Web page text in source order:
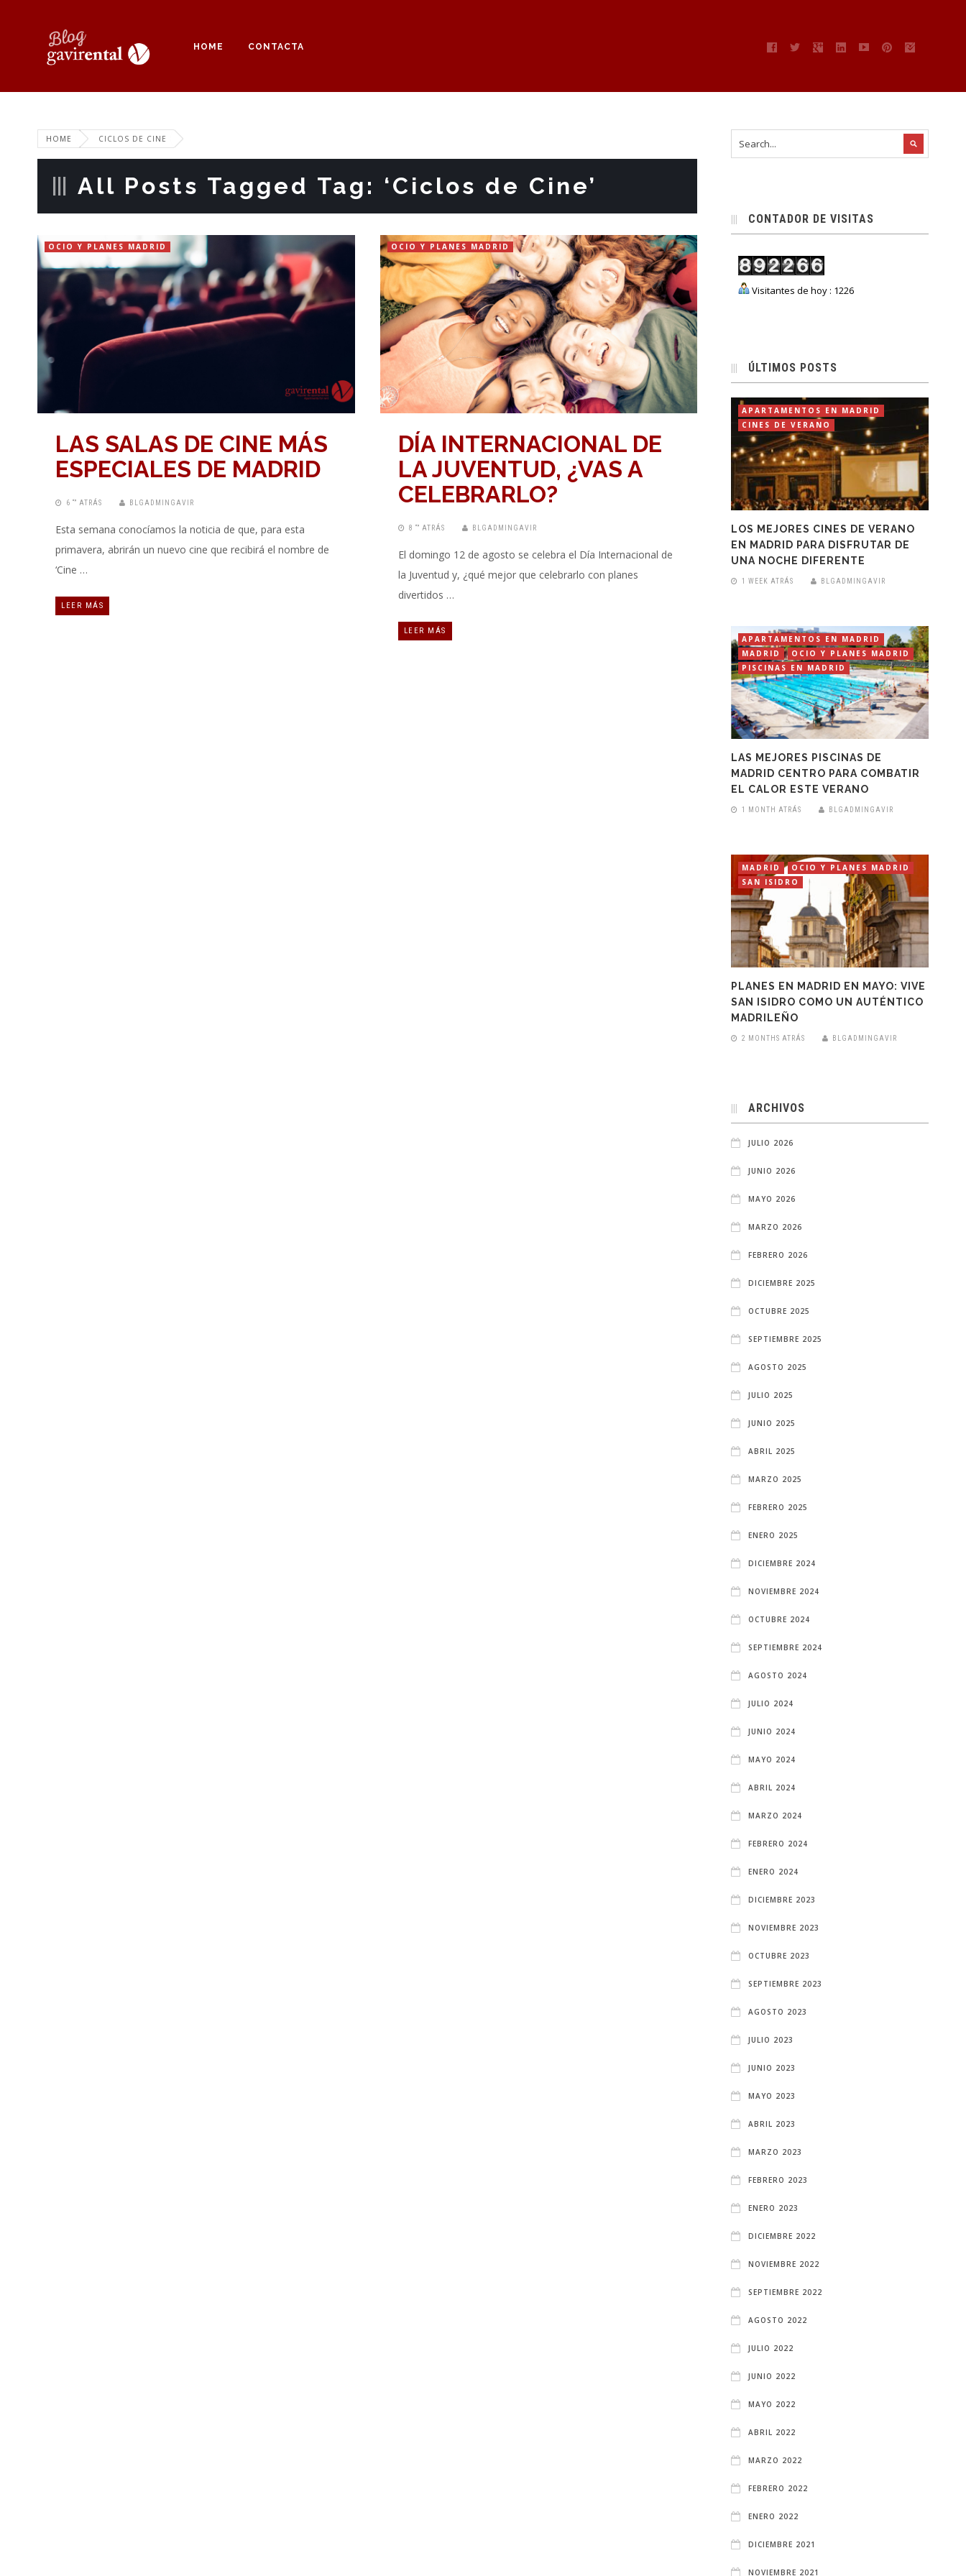
HOME CONTACTA
HOME CICLOS DE CINE
All Posts Tagged Tag: ‘Ciclos de Cine’
OCIO Y PLANES MADRID
LAS SALAS DE CINE MÁS
ESPECIALES DE MADRID
6 “” ATRÁS BLGADMINGAVIR
Esta semana conocíamos la noticia de que, para esta
primavera, abrirán un nuevo cine que recibirá el nombre de
‘Cine …
LEER MÁS
OCIO Y PLANES MADRID
DÍA INTERNACIONAL DE
LA JUVENTUD, ¿VAS A
CELEBRARLO?
8 “” ATRÁS BLGADMINGAVIR
El domingo 12 de agosto se celebra el Día Internacional de
la Juventud y, ¿qué mejor que celebrarlo con planes
divertidos …
LEER MÁS
CONTADOR DE VISITAS
Visitantes de hoy : 1226
ÚLTIMOS POSTS
APARTAMENTOS EN MADRID
CINES DE VERANO
LOS MEJORES CINES DE VERANO
EN MADRID PARA DISFRUTAR DE
UNA NOCHE DIFERENTE
1 WEEK ATRÁS BLGADMINGAVIR
APARTAMENTOS EN MADRID
MADRID
OCIO Y PLANES MADRID
PISCINAS EN MADRID
LAS MEJORES PISCINAS DE
MADRID CENTRO PARA COMBATIR
EL CALOR ESTE VERANO
1 MONTH ATRÁS BLGADMINGAVIR
MADRID
OCIO Y PLANES MADRID
SAN ISIDRO
PLANES EN MADRID EN MAYO: VIVE
SAN ISIDRO COMO UN AUTÉNTICO
MADRILEÑO
2 MONTHS ATRÁS BLGADMINGAVIR
ARCHIVOS
JULIO 2026
JUNIO 2026
MAYO 2026
MARZO 2026
FEBRERO 2026
DICIEMBRE 2025
OCTUBRE 2025
SEPTIEMBRE 2025
AGOSTO 2025
JULIO 2025
JUNIO 2025
ABRIL 2025
MARZO 2025
FEBRERO 2025
ENERO 2025
DICIEMBRE 2024
NOVIEMBRE 2024
OCTUBRE 2024
SEPTIEMBRE 2024
AGOSTO 2024
JULIO 2024
JUNIO 2024
MAYO 2024
ABRIL 2024
MARZO 2024
FEBRERO 2024
ENERO 2024
DICIEMBRE 2023
NOVIEMBRE 2023
OCTUBRE 2023
SEPTIEMBRE 2023
AGOSTO 2023
JULIO 2023
JUNIO 2023
MAYO 2023
ABRIL 2023
MARZO 2023
FEBRERO 2023
ENERO 2023
DICIEMBRE 2022
NOVIEMBRE 2022
SEPTIEMBRE 2022
AGOSTO 2022
JULIO 2022
JUNIO 2022
MAYO 2022
ABRIL 2022
MARZO 2022
FEBRERO 2022
ENERO 2022
DICIEMBRE 2021
NOVIEMBRE 2021